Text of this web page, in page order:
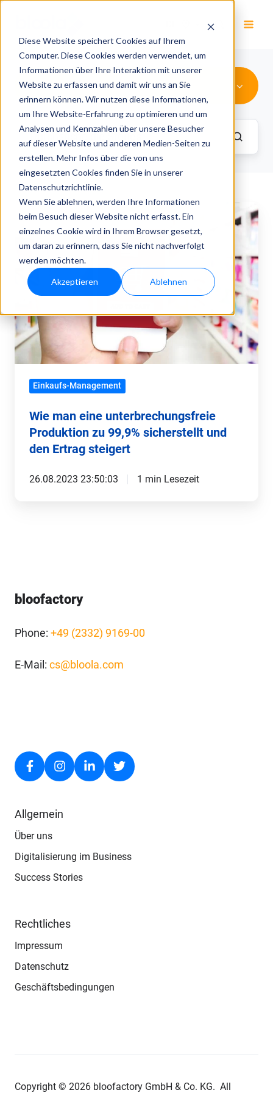
Diese Website speichert Cookies auf Ihrem
Computer. Diese Cookies werden verwendet, um
Informationen über Ihre Interaktion mit unserer
Website zu erfassen und damit wir uns an Sie
erinnern können. Wir nutzen diese Informationen,
um Ihre Website-Erfahrung zu optimieren und um
Analysen und Kennzahlen über unsere Besucher
auf dieser Website und anderen Medien-Seiten zu
erstellen. Mehr Infos über die von uns
eingesetzten Cookies finden Sie in unserer
Datenschutzrichtlinie.
Wenn Sie ablehnen, werden Ihre Informationen
beim Besuch dieser Website nicht erfasst. Ein
einzelnes Cookie wird in Ihrem Browser gesetzt,
um daran zu erinnern, dass Sie nicht nachverfolgt
werden möchten.
Akzeptieren Ablehnen
Einkaufs-Management
man
eine
unterbrechungsfreie
Produktion
99,9%
sicherstellt
und
den
Ertrag
steigert
Einkaufs-Management
Wie man eine unterbrechungsfreie
Produktion zu 99,9% sicherstellt und
den Ertrag steigert
26.08.2023 23:50:03 1 min Lesezeit
bloofactory
Phone: +49 (2332) 9169-00
E-Mail: cs@bloola.com
Allgemein
Über uns
Digitalisierung im Business
Success Stories
Rechtliches
Impressum
Datenschutz
Geschäftsbedingungen
Copyright © 2026 bloofactory GmbH & Co. KG. All